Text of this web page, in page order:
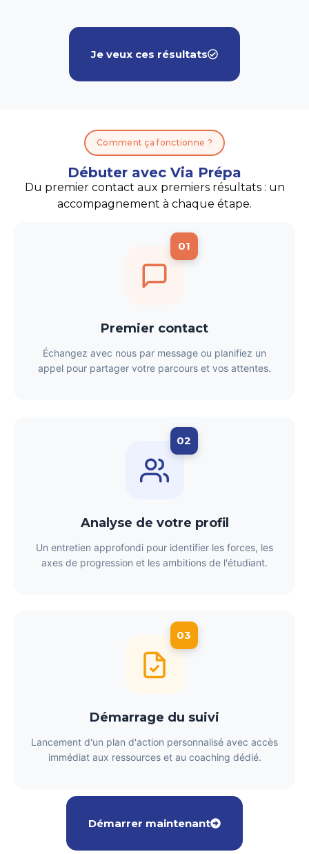
Je veux ces résultats
Débuter avec Via Prépa
Du premier contact aux premiers résultats : un
accompagnement à chaque étape.
01
Premier contact
Échangez avec nous par message ou planifiez un
appel pour partager votre parcours et vos attentes.
02
Analyse de votre profil
Un entretien approfondi pour identifier les forces, les
axes de progression et les ambitions de l'étudiant.
03
Démarrage du suivi
Lancement d'un plan d'action personnalisé avec accès
immédiat aux ressources et au coaching dédié.
Démarrer maintenant
Comment ça fonctionne ?